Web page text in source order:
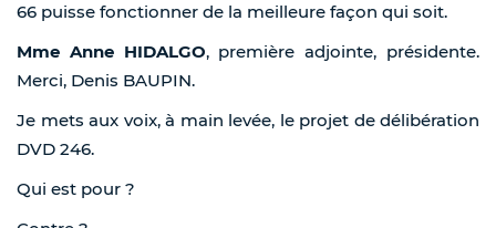
66 puisse fonctionner de la meilleure façon qui soit.
Mme Anne HIDALGO, première adjointe, présidente.
Merci, Denis BAUPIN.
Je mets aux voix, à main levée, le projet de délibération
DVD 246.
Qui est pour ?